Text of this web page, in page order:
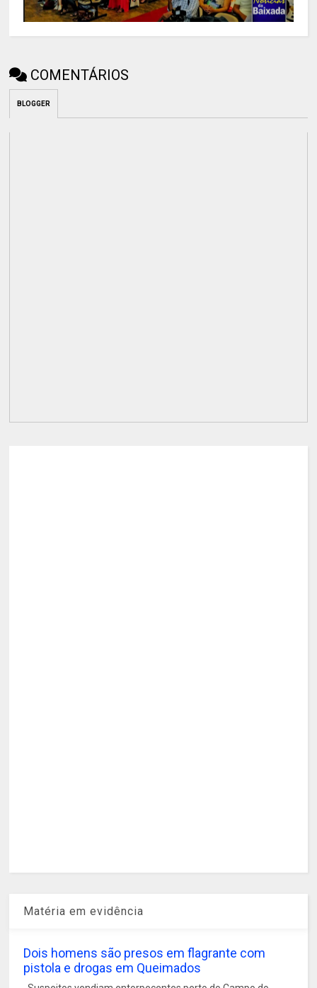
COMENTÁRIOS
BLOGGER
Matéria em evidência
Dois homens são presos em flagrante com
pistola e drogas em Queimados